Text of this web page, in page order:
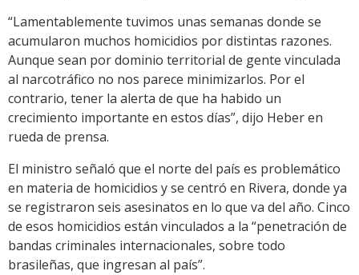
“Lamentablemente tuvimos unas semanas donde se
acumularon muchos homicidios por distintas razones.
Aunque sean por dominio territorial de gente vinculada
al narcotráfico no nos parece minimizarlos. Por el
contrario, tener la alerta de que ha habido un
crecimiento importante en estos días”, dijo Heber en
rueda de prensa.
El ministro señaló que el norte del país es problemático
en materia de homicidios y se centró en Rivera, donde ya
se registraron seis asesinatos en lo que va del año. Cinco
de esos homicidios están vinculados a la “penetración de
bandas criminales internacionales, sobre todo
brasileñas, que ingresan al país”.